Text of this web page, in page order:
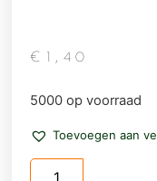
€ 1,40
5000 op voorraad
Toevoegen aan